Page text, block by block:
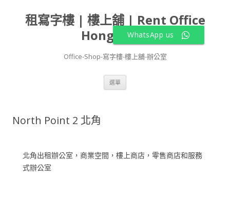
租寫字樓 | 樓上舖 | Rent Office
Hong Kong
Office-Shop-寫字樓-樓上舖-辦公室
選單
North Point 2 北角
北角出租辦公室，商業空間，樓上商店，零售商店和服務
式辦公室
WhatsApp us